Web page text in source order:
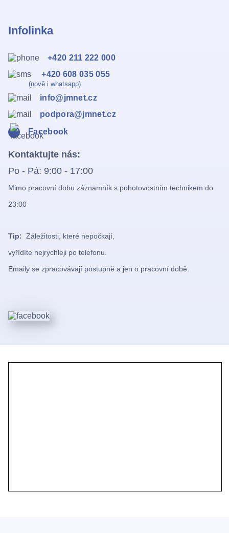
Infolinka
+420 211 222 000
+420 608 035 055
(nově i whatsapp)
info@jmnet.cz
podpora@jmnet.cz
Facebook
Kontaktujte nás:
Po - Pá: 9:00 - 17:00
Mimo pracovní dobu záznamník s pohotovostním technikem do
23:00
Tip: Záležitosti, které nepočkají,
vyřídíte nejrychleji po telefonu.
Emaily se zpracovávají postupně a jen o pracovní době.